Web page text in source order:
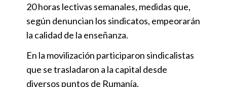
20 horas lectivas semanales, medidas que,
según denuncian los sindicatos, empeorarán
la calidad de la enseñanza.
En la movilización participaron sindicalistas
que se trasladaron a la capital desde
diversos puntos de Rumanía.